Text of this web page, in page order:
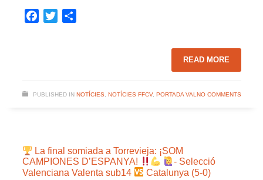
Facebook
Twitter
READ MORE
PUBLISHED IN NOTÍCIES, NOTÍCIES FFCV, PORTADA VAL NO COMMENTS
La final somiada a Torrevieja: ¡SOM
CAMPIONES D’ESPANYA!
- Selecció
Valenciana Valenta sub14
Catalunya (5-0)